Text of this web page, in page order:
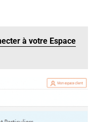
à votre Espace